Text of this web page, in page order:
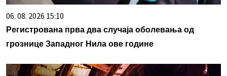
06. 08. 2026 15:10
Регистрована прва два случаја оболевања од
грознице Западног Нила ове године